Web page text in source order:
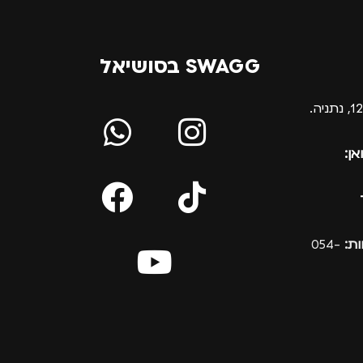
054-
SWAGG בסושיאל